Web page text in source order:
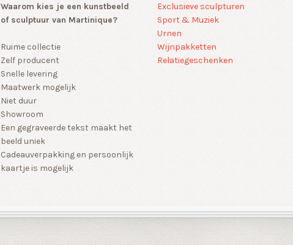
Waarom kies je een kunstbeeld
of sculptuur van Martinique?
Ruime collectie
Zelf producent
Snelle levering
Maatwerk mogelijk
Niet duur
Showroom
Een gegraveerde tekst maakt het
beeld uniek
Cadeauverpakking en persoonlijk
kaartje is mogelijk
Exclusieve sculpturen
Sport & Muziek
Urnen
Wijnpakketten
Relatiegeschenken